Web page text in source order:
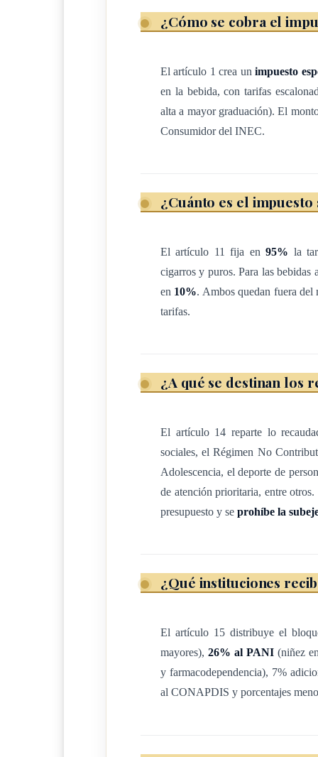
alcohol absoluto, mediante un ajuste de
disminuye el monto de impuesto")
(Así reformado por el artículo
(Nota de Sinalevi: Mediante el artículo N° 3
(DEROGADO, por el artículo
ARTÍCULO 3
artículo 1 ocurre para lo siguiente:
fecha de emisión de la factura o de la entrega
suceda primero.
b) La importación o internación, al aceptar la
involucre o tenga como fin último transferir el
independencia de su naturaleza jurídica, de la
importación o internación el ingreso al
¿Cómo se cobra el
El artículo 1 crea unimpuesto
en la bebida, con tarifas
alta a mayor graduación). El
Consumidor del INEC.
¿Cuánto es el
El artículo 11 fija en95% la
cigarros y puros. Para las
en 10%. Ambos quedan fuera
tarifas.
¿A qué se destinan los
El artículo 14 reparte lo
sociales, el Régimen No
Adolescencia, el deporte de
de atención prioritaria, entre
presupuesto y se prohíbe la
¿Qué instituciones
El artículo 15 distribuye el
mayores), 26% al PANI(niñez
y farmacodependencia), 7%
al CONAPDIS y porcentajes